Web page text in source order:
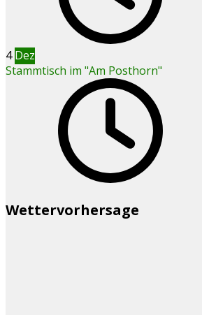
4 Dez
Stammtisch im "Am Posthorn"
Wettervorhersage